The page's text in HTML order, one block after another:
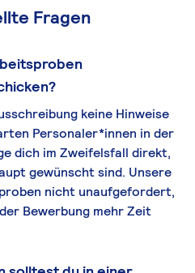
Fragen
keine Hinweise
Personaler*innen in der
dich im Zweifelsfall direkt,
gewünscht sind. Unsere
nicht unaufgefordert,
Bewerbung mehr Zeit